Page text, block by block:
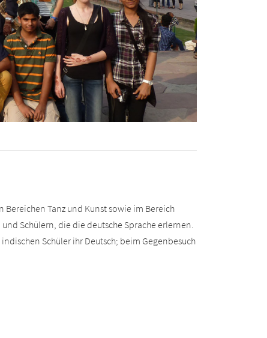
Tanz und Kunst sowie im Bereich
Schülern, die die deutsche Sprache erlernen.
Schüler ihr Deutsch; beim Gegenbesuch